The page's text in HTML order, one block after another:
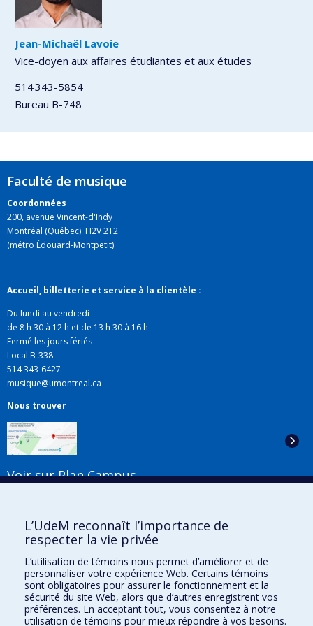
Jean-Michaël Lavoie
Vice-doyen aux affaires étudiantes et aux études
514 343-5854
Bureau B-748
Faculté de musique
Coordonnées
200, avenue Vincent-d'Indy
Montréal (Québec) H2V 2T2
(métro Édouard-Montpetit)
Accueil, billetterie et service à la clientèle :
Du lundi au vendredi
de 8 h 30 à 12 h et de 13 h 30 à 16 h
Fermé les jours fériés
Local B-338
514 343-6427
musique@umontreal.ca
Nous trouver
Voir sur Plan Campus
Liens utiles
Plan du site
Accessibilité
S'abonner à l'infolettre
L’UdeM reconnaît l’importance de
respecter la vie privée
L’utilisation de témoins nous permet d’améliorer et de
personnaliser votre expérience Web. Certains témoins
sont obligatoires pour assurer le fonctionnement et la
sécurité du site Web, alors que d’autres enregistrent vos
préférences. En acceptant tout, vous consentez à notre
utilisation de témoins pour mieux répondre à vos besoins.